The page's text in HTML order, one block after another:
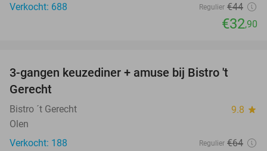
Verkocht: 688
Regulier €44
€32,90
3-gangen keuzediner + amuse bij Bistro 't
Gerecht
Bistro ´t Gerecht 9.8 star
Olen
Verkocht: 188
Regulier €64